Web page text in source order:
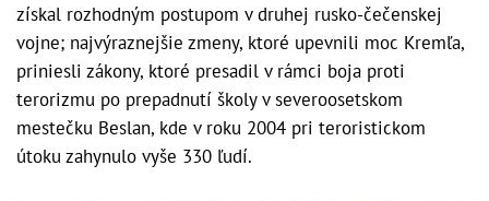
získal rozhodným postupom v druhej rusko-čečenskej
vojne; najvýraznejšie zmeny, ktoré upevnili moc Kremľa,
priniesli zákony, ktoré presadil v rámci boja proti
terorizmu po prepadnutí školy v severoosetskom
mestečku Beslan, kde v roku 2004 pri teroristickom
útoku zahynulo vyše 330 ľudí.